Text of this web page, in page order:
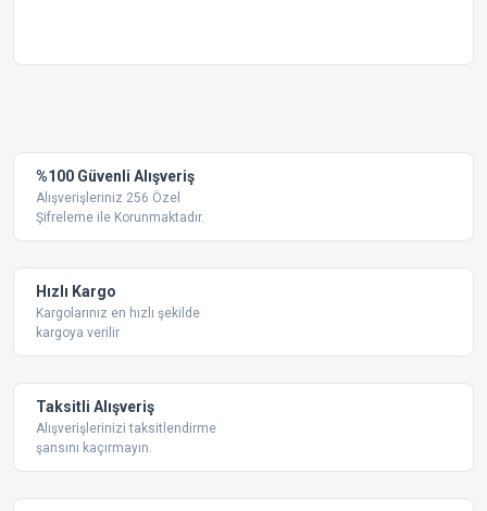
Ürün resmi kalitesiz, bozuk veya görüntülenemiyor.
Ürün açıklamasında eksik bilgiler bulunuyor.
Bu ürüne benzer farklı alternatifler olmalı.
%100 Güvenli Alışveriş
Alışverişleriniz 256 Özel
Şifreleme ile Korunmaktadır.
Hızlı Kargo
Kargolarınız en hızlı şekilde
kargoya verilir
Taksitli Alışveriş
Alışverişlerinizi taksitlendirme
şansını kaçırmayın.